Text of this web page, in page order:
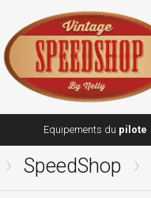
Equipements du pilote
SpeedShop